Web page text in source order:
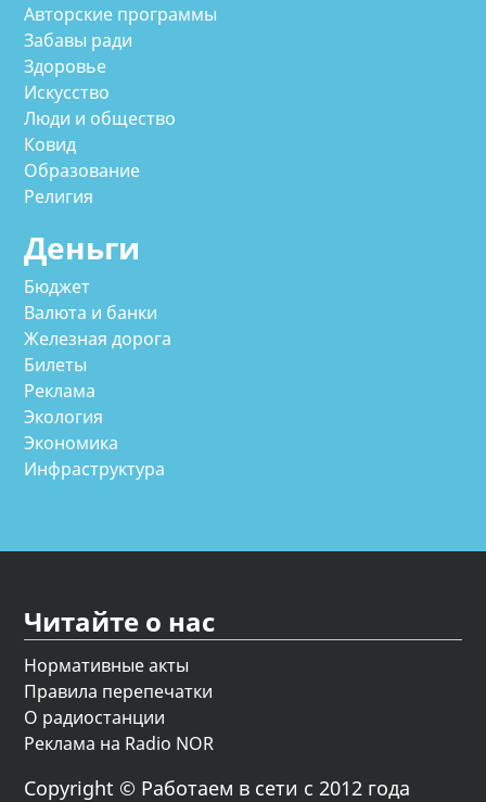
Авторские программы
Забавы ради
Здоровье
Искусство
Люди и общество
Ковид
Образование
Религия
Деньги
Бюджет
Валюта и банки
Железная дорога
Билеты
Реклама
Экология
Экономика
Инфраструктура
Читайте о нас
Нормативные акты
Правила перепечатки
О радиостанции
Реклама на Radio NOR
Copyright © Работаем в сети с 2012 года